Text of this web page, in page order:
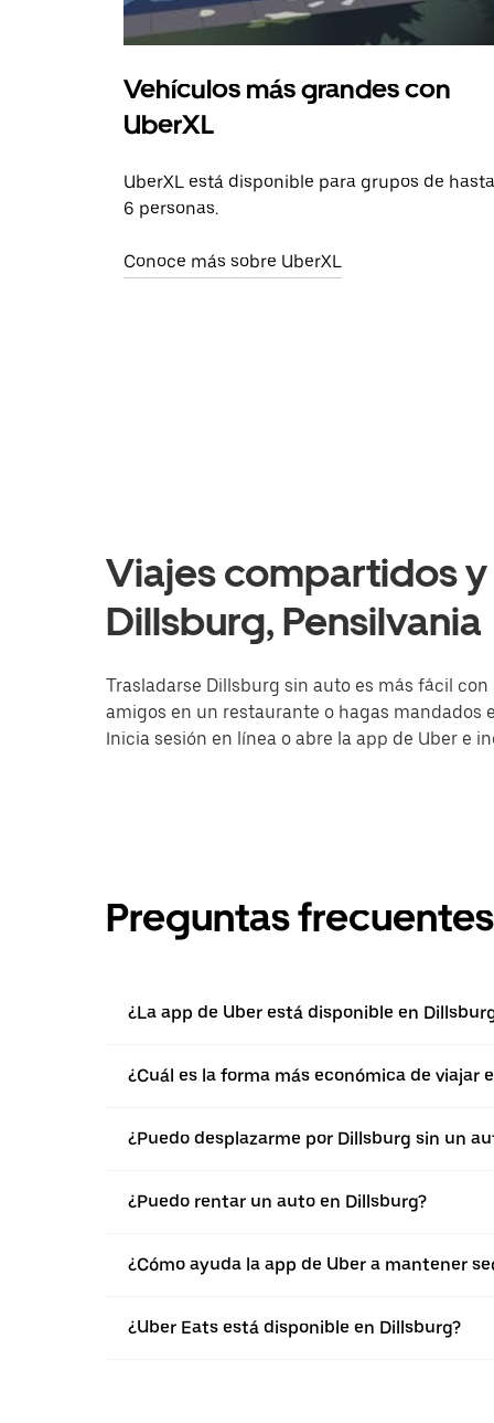
Vehículos más grandes con
UberXL
UberXL está disponible para grupos de hasta
6 personas.
Conoce más sobre UberXL
Viajes compartidos
Dillsburg, Pensilvania
Trasladarse Dillsburg sin auto es más fácil
amigos en un restaurante o hagas mandados
Inicia sesión en línea o abre la app de Uber e
Preguntas frecuentes
¿La app de Uber está disponible en
¿Cuál es la forma más económica de viajar
¿Puedo desplazarme por Dillsburg sin un
¿Puedo rentar un auto en Dillsburg?
¿Cómo ayuda la app de Uber a mantener
¿Uber Eats está disponible en Dillsburg?